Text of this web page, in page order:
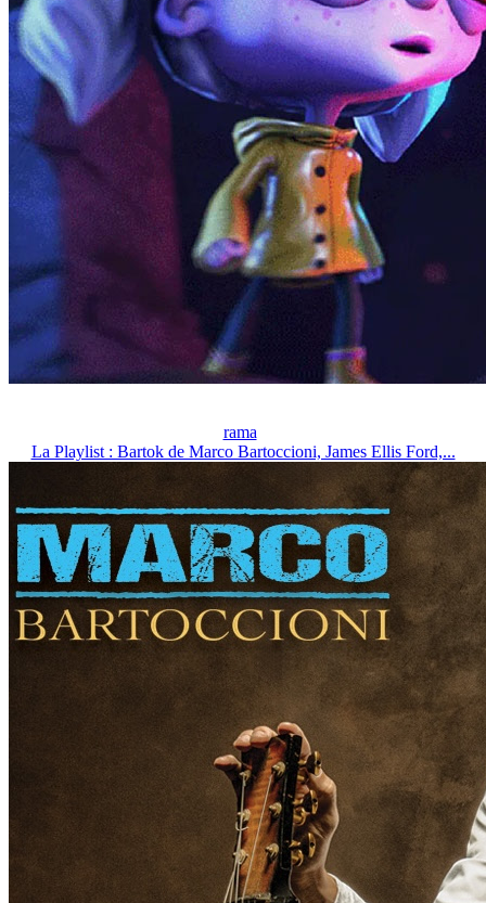
rama
La Playlist : Bartok de Marco Bartoccioni, James Ellis Ford,...